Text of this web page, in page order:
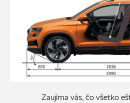
Zaujíma vás, čo všetko